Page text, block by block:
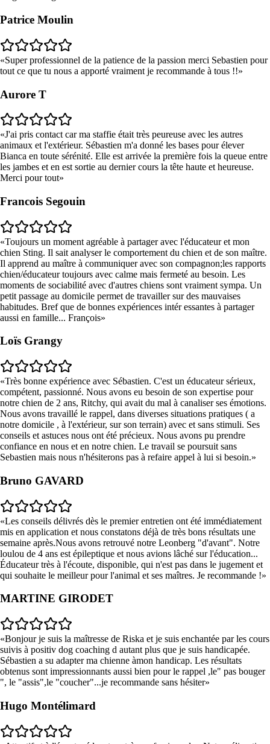
Patrice Moulin
Super professionnel de la patience de la passion merci Sebastien pour
tout ce que tu nous a apporté vraiment je recommande à tous !!
Aurore T
J'ai pris contact car ma staffie était très peureuse avec les autres
animaux et l'extérieur. Sébastien m'a donné les bases pour élever
Bianca en toute sérénité. Elle est arrivée la première fois la queue entre
les jambes et en est sortie au dernier cours la tête haute et heureuse.
Merci pour tout
Francois Segouin
Toujours un moment agréable à partager avec l'éducateur et mon
chien Sting. Il sait analyser le comportement du chien et de son maître.
Il apprend au maître à communiquer avec son compagnon;les rapports
chien/éducateur toujours avec calme mais fermeté au besoin. Les
moments de sociabilité avec d'autres chiens sont vraiment sympa. Un
petit passage au domicile permet de travailler sur des mauvaises
habitudes. Bref que de bonnes expériences intér essantes à partager
aussi en famille... François
Loïs Grangy
Très bonne expérience avec Sébastien. C'est un éducateur sérieux,
compétent, passionné. Nous avons eu besoin de son expertise pour
notre chien de 2 ans, Ritchy, qui avait du mal à canaliser ses émotions.
Nous avons travaillé le rappel, dans diverses situations pratiques ( a
notre domicile , à l'extérieur, sur son terrain) avec et sans stimuli. Ses
conseils et astuces nous ont été précieux. Nous avons pu prendre
confiance en nous et en notre chien. Le travail se poursuit sans
Sebastien mais nous n'hésiterons pas à refaire appel à lui si besoin.
Bruno GAVARD
Les conseils délivrés dès le premier entretien ont été immédiatement
mis en application et nous constatons déjà de très bons résultats une
semaine après.Nous avons retrouvé notre Leonberg "d'avant". Notre
loulou de 4 ans est épileptique et nous avions lâché sur l'éducation...
Éducateur très à l'écoute, disponible, qui n'est pas dans le jugement et
qui souhaite le meilleur pour l'animal et ses maîtres. Je recommande !
MARTINE GIRODET
Bonjour je suis la maîtresse de Riska et je suis enchantée par les cours
suivis à positiv dog coaching d autant plus que je suis handicapée.
Sébastien a su adapter ma chienne àmon handicap. Les résultats
obtenus sont impressionnants aussi bien pour le rappel ,le" pas bouger
", le "assis",le "coucher"...je recommande sans hésiter
Hugo Montélimard